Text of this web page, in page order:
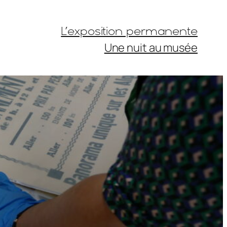
L’exposition permanente
Une nuit au musée